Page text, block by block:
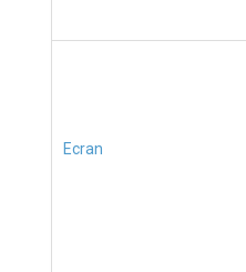
Ecran